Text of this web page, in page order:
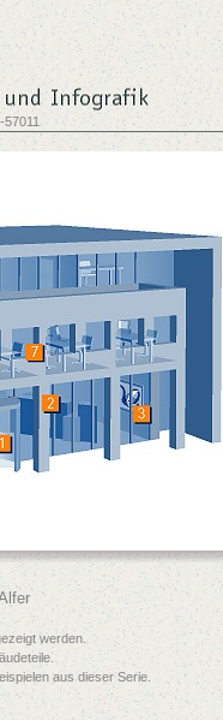
werden.
aus dieser Serie.